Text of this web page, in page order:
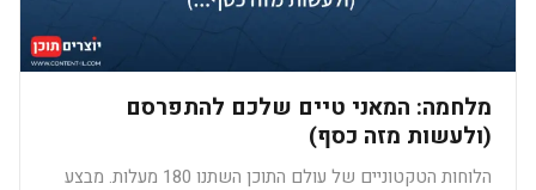
מלחמה: המאני טיים שלכם להתפרסם
(ולעשות מזה כסף)
הלוחות הטקטוניים של עולם התוכן השתנו 180 מעלות. מבצע